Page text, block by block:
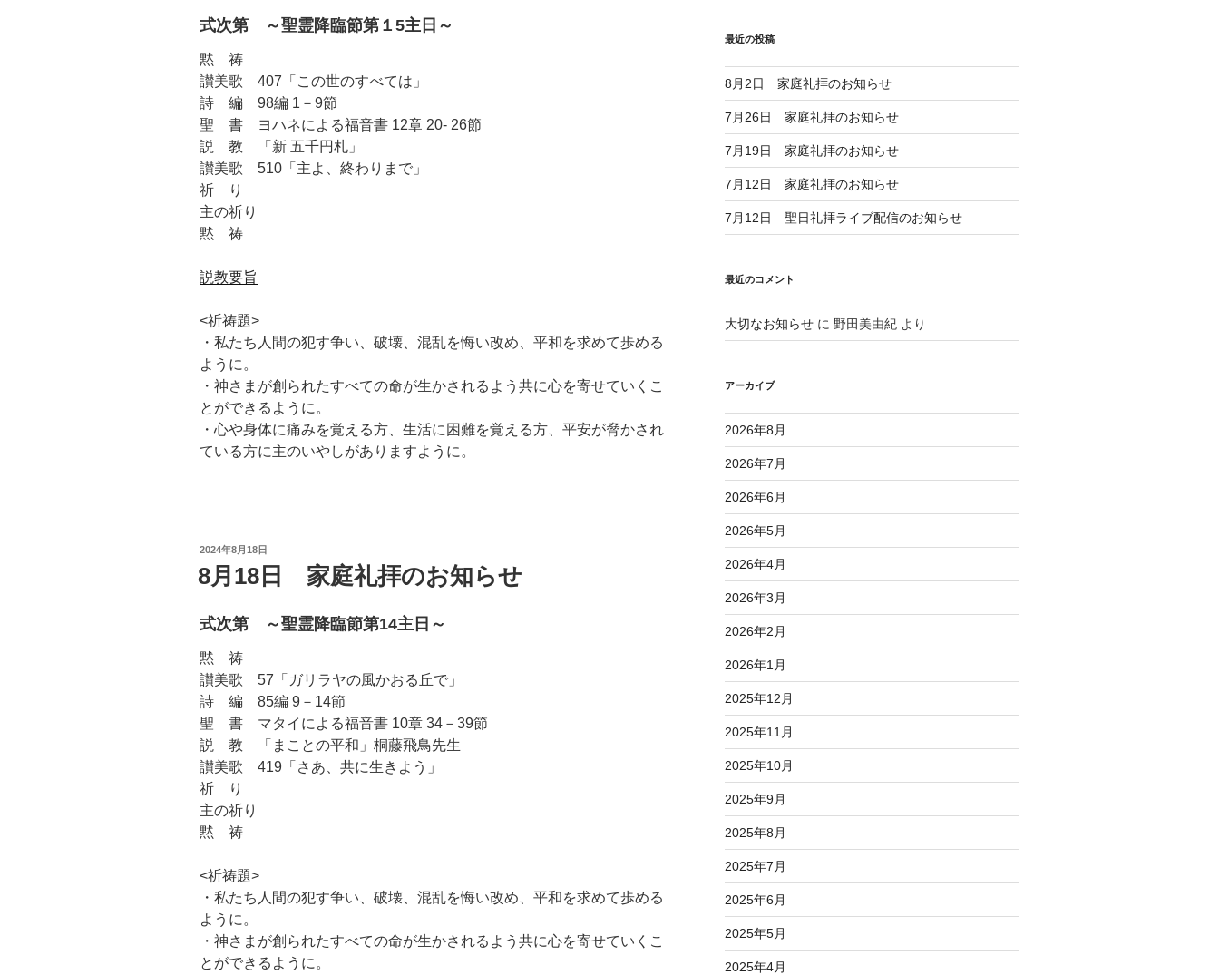
式次第 ～聖霊降臨節第１5主日～
黙 祷
讃美歌 407「この世のすべては」
詩 編 98編 1－9節
聖 書 ヨハネによる福音書 12章 20‐ 26節
説 教 「新 五千円札」
讃美歌 510「主よ、終わりまで」
祈 り
主の祈り
黙 祷
説教要旨
<祈祷題>
・私たち人間の犯す争い、破壊、混乱を悔い改め、平和を求めて歩める
ように。
・神さまが創られたすべての命が生かされるよう共に心を寄せていくこ
とができるように。
・心や身体に痛みを覚える方、生活に困難を覚える方、平安が脅かされ
ている方に主のいやしがありますように。
投
日:
2024年8月18日
8月18日 家庭礼拝のお知らせ
式次第 ～聖霊降臨節第14主日～
黙 祷
讃美歌 57「ガリラヤの風かおる丘で」
詩 編 85編 9－14節
聖 書 マタイによる福音書 10章 34－39節
説 教 「まことの平和」桐藤飛鳥先生
讃美歌 419「さあ、共に生きよう」
祈 り
主の祈り
黙 祷
<祈祷題>
・私たち人間の犯す争い、破壊、混乱を悔い改め、平和を求めて歩める
ように。
・神さまが創られたすべての命が生かされるよう共に心を寄せていくこ
とができるように。
最近の投稿
8月2日 家庭礼拝のお知らせ
7月26日 家庭礼拝のお知らせ
7月19日 家庭礼拝のお知らせ
7月12日 家庭礼拝のお知らせ
7月12日 聖日礼拝ライブ配信のお知らせ
最近のコメント
大切なお知らせに 野田美由紀より
アーカイブ
2026年8月
2026年7月
2026年6月
2026年5月
2026年4月
2026年3月
2026年2月
2026年1月
2025年12月
2025年11月
2025年10月
2025年9月
2025年8月
2025年7月
2025年6月
2025年5月
2025年4月